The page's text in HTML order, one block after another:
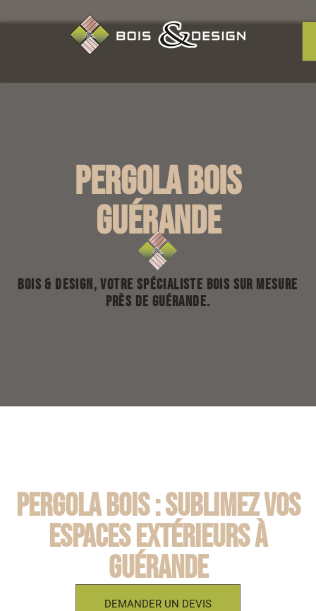
Pergola bois
Guérande
Bois & Design, votre spécialiste bois sur mesure
près de Guérande.
Pergola bois : Sublimez vos
espaces extérieurs à
Guérande
DEMANDER UN DEVIS